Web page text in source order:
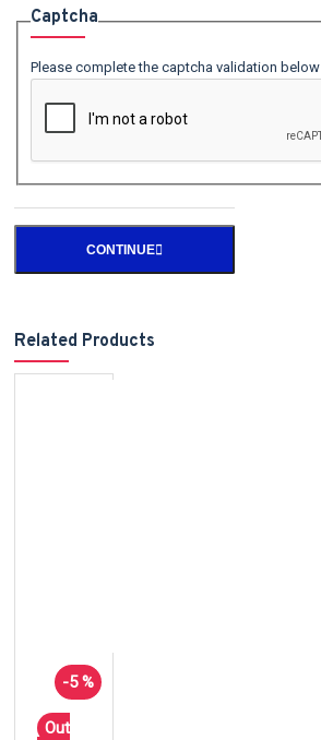
Captcha
Please complete the captcha validation below
CONTINUE
Related Products
-5 %
Out